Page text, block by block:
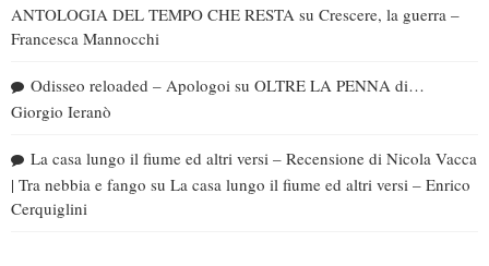
ANTOLOGIA DEL TEMPO CHE RESTA su Crescere, la guerra –
Francesca Mannocchi
Odisseo reloaded – Apologoi su OLTRE LA PENNA di…
Giorgio Ieranò
La casa lungo il fiume ed altri versi – Recensione di Nicola Vacca
| Tra nebbia e fango su La casa lungo il fiume ed altri versi – Enrico
Cerquiglini